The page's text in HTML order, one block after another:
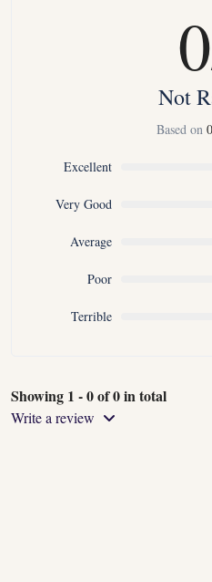
0
Not
Based on
Excellent
Very Good
Average
Poor
Terrible
Showing 1 - 0 of 0 in total
Write a review